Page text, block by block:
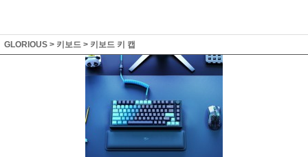
GLORIOUS > 키보드 > 키보드 키 캡